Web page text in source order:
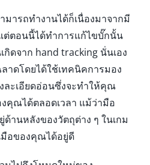
ารถทำงานได้ก็เนื่องมาจากมี
ต่ตอนนี้ได้ทำการแก้ไขบั๊กนั้น
กิดจาก hand tracking นั่นเอง
าดโดยได้ใช้เทคนิคการมอง
ละเอียดอ่อนซึ่งจะทำให้คุณ
คุณได้ตลอดเวลา แม้ว่ามือ
านหลังของวัตถุต่าง ๆ ในเกม
อของคุณได้อยู่ดี